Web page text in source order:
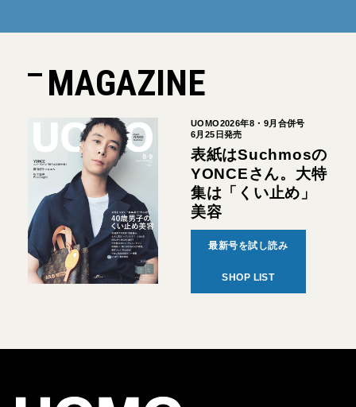
MAGAZINE
UOMO2026年8・9月合併号
6月25日発売
表紙はSuchmosの
YONCEさん。大特
集は「くい止め」
美容
最新号を試し読み
SHOP LIST